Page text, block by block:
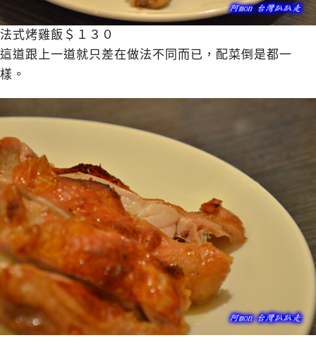
法式烤雞飯＄１３０
這道跟上一道就只差在做法不同而已，配菜倒是都一
樣。